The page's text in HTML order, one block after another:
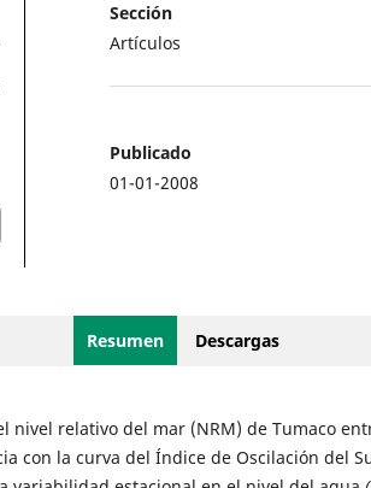
Sección
Artículos
Publicado
01-01-2008
Resumen Descargas
nivel relativo del mar (NRM) de Tumaco
con la curva del Índice de Oscilación del